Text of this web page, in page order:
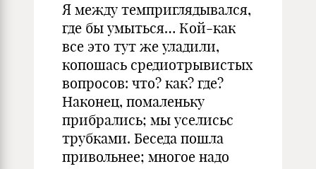
Я между темприглядывался,
где бы умыться… Кой-как
все это тут же уладили,
копошась средиотрывистых
вопросов: что? как? где?
Наконец, по­маленьку
прибрались; мы уселисьс
трубками. Бесе­да пошла
привольнее; многое надо